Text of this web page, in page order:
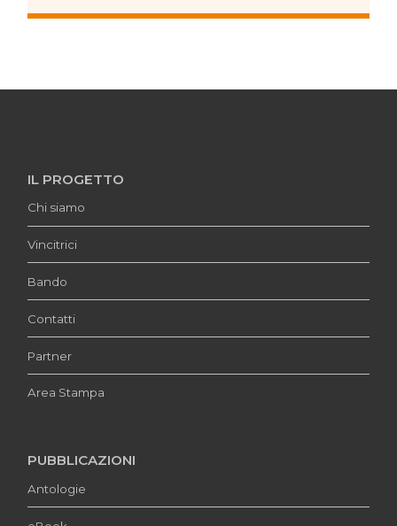
IL PROGETTO
Chi siamo
Vincitrici
Bando
Contatti
Partner
Area Stampa
PUBBLICAZIONI
Antologie